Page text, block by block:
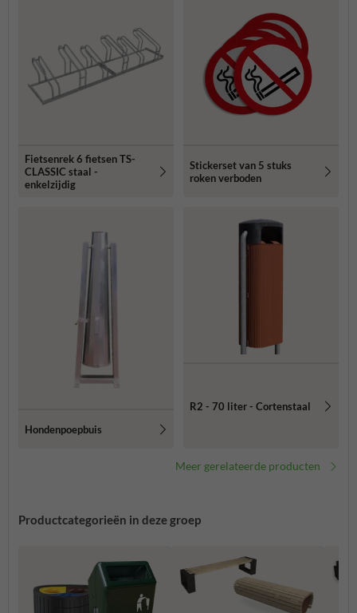
Fietsenrek 6 fietsen TS-
CLASSIC staal -
enkelzijdig
Stickerset van 5 stuks
roken verboden
Hondenpoepbuis
R2 - 70 liter - Cortenstaal
Meer gerelateerde producten
Productcategorieën in deze groep